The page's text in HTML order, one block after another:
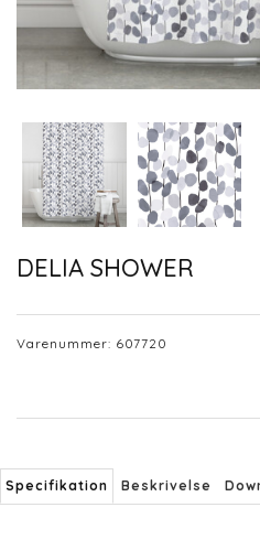
DELIA SHOWER
Varenummer: 607720
Specifikation Beskrivelse